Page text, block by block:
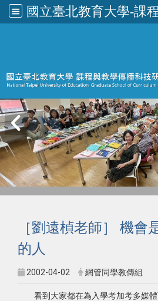
［劉遠楨老師］ 機會
的人
2002-04-02 網管同學教傳組
看到大家都在為入學考加考多媒體